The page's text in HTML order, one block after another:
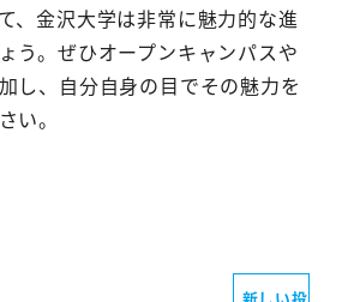
、金沢大学は非常に魅力的な進
う。ぜひオープンキャンパスや
し、自分自身の目でその魅力を
い。
新しい投